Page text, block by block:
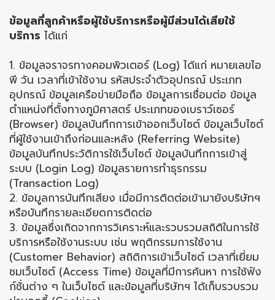
ข้อมูลที่ลูกค้าหรือผู้ใช้บริการหรือผู้มีส่วนได้เสียใช้
บริการ ได้แก่
1. ข้อมูลจราจรทางคอมพิวเตอร์ (Log) ได้แก่ หมายเลขไอ
พี วัน เวลาที่เข้าใช้งาน รหัสประจำตัวอุปกรณ์ ประเภท
อุปกรณ์ ข้อมูลเครือข่ายมือถือ ข้อมูลการเชื่อมต่อ ข้อมูล
ตำแหน่งที่ตั้งทางภูมิศาสตร์ ประเภทของเบราว์เซอร์
(Browser) ข้อมูลบันทึกการเข้าออกเว็บไซต์ ข้อมูลเว็บไซต์
ที่ผู้ใช้งานเข้าถึงก่อนและหลัง (Referring Website)
ข้อมูลบันทึกประวัติการใช้เว็บไซต์ ข้อมูลบันทึกการเข้าสู่
ระบบ (Login Log) ข้อมูลรายการทำธุรกรรม
(Transaction Log)
2. ข้อมูลการบันทึกเสียง เมื่อมีการติดต่อเข้ามายังบริษัทฯ
หรือบันทึกรายละเอียดการติดต่อ
3. ข้อมูลซึ่งเกิดจากการวิเคราะห์และรวบรวมสถิติในการใช้
บริการหรือใช้งานระบบ เช่น พฤติกรรมการใช้งาน
(Customer Behavior) สถิติการเข้าเว็บไซต์ เวลาที่เยี่ยม
ชมเว็บไซต์ (Access Time) ข้อมูลที่มีการค้นหา การใช้ฟัง
ก์ชั่นต่าง ๆ ในเว็บไซต์ และข้อมูลที่บริษัทฯ ได้เก็บรวบรวม